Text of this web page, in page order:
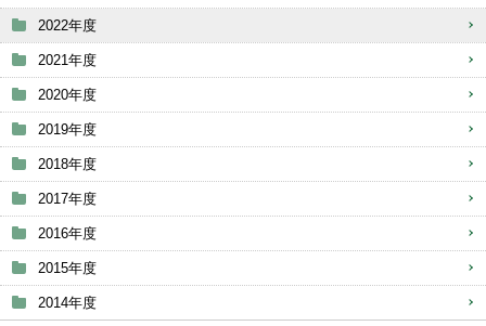
2022年度
2021年度
2020年度
2019年度
2018年度
2017年度
2016年度
2015年度
2014年度